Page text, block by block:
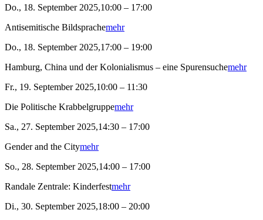
Do., 18. September 2025,10:00 – 17:00
Antisemitische Bildsprachemehr
Do., 18. September 2025,17:00 – 19:00
Hamburg, China und der Kolonialismus – eine Spurensuchemehr
Fr., 19. September 2025,10:00 – 11:30
Die Politische Krabbelgruppemehr
Sa., 27. September 2025,14:30 – 17:00
Gender and the Citymehr
So., 28. September 2025,14:00 – 17:00
Randale Zentrale: Kinderfestmehr
Di., 30. September 2025,18:00 – 20:00